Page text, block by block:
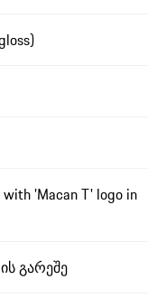
'Macan T' logo in
გარეშე